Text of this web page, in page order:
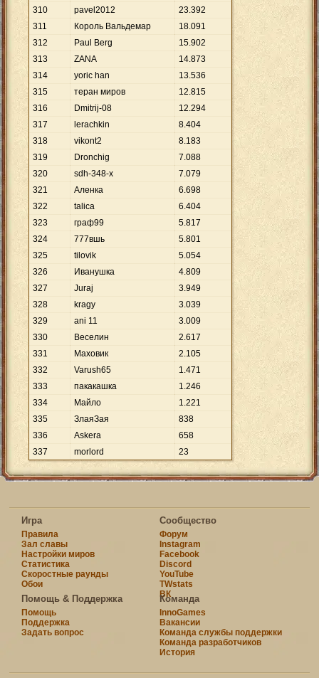
310
pavel2012 23.392
311
Король Вальдемар 18.091
312
Paul Berg 15.902
313
ZANA 14.873
314
yoric han 13.536
315
теран миров 12.815
316
Dmitrij-08 12.294
317
lerachkin 8.404
318
vikont2 8.183
319
Dronchig 7.088
320
sdh-348-x 7.079
321
Аленка 6.698
322
talica 6.404
323
граф99 5.817
324
777вшь 5.801
325
tilovik 5.054
326
Иванушка 4.809
327
Juraj 3.949
328
kragy 3.039
329
ani 11 3.009
330
Веселин 2.617
331
Маховик 2.105
332
Varush65 1.471
333
пакакашка 1.246
334
Майло 1.221
335
ЗлаяЗая
838
336
Askera
658
337
morlord 23
Игра
Правила
Зал славы
Настройки миров
Статистика
Скоростные раунды
Обои
Сообщество
Форум
Instagram
Facebook
Discord
YouTube
TWstats
ВК
Помощь & Поддержка
Помощь
Поддержка
Задать вопрос
Команда
InnoGames
Вакансии
Команда службы поддержки
Команда разработчиков
История